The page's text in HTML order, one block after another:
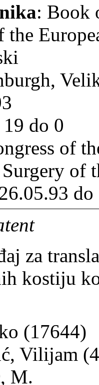
: Book
the
do 0
of
of
za
kostiju
(17644)
Vilijam
M.